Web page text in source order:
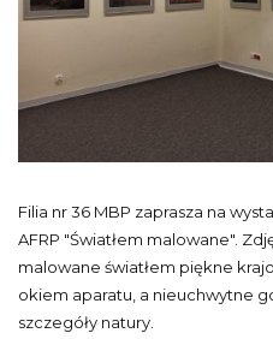
Filia nr 36 MBP zaprasza na
AFRP "Światłem malowane".
malowane światłem piękne
okiem aparatu, a nieuchwytne
szczegóły natury.